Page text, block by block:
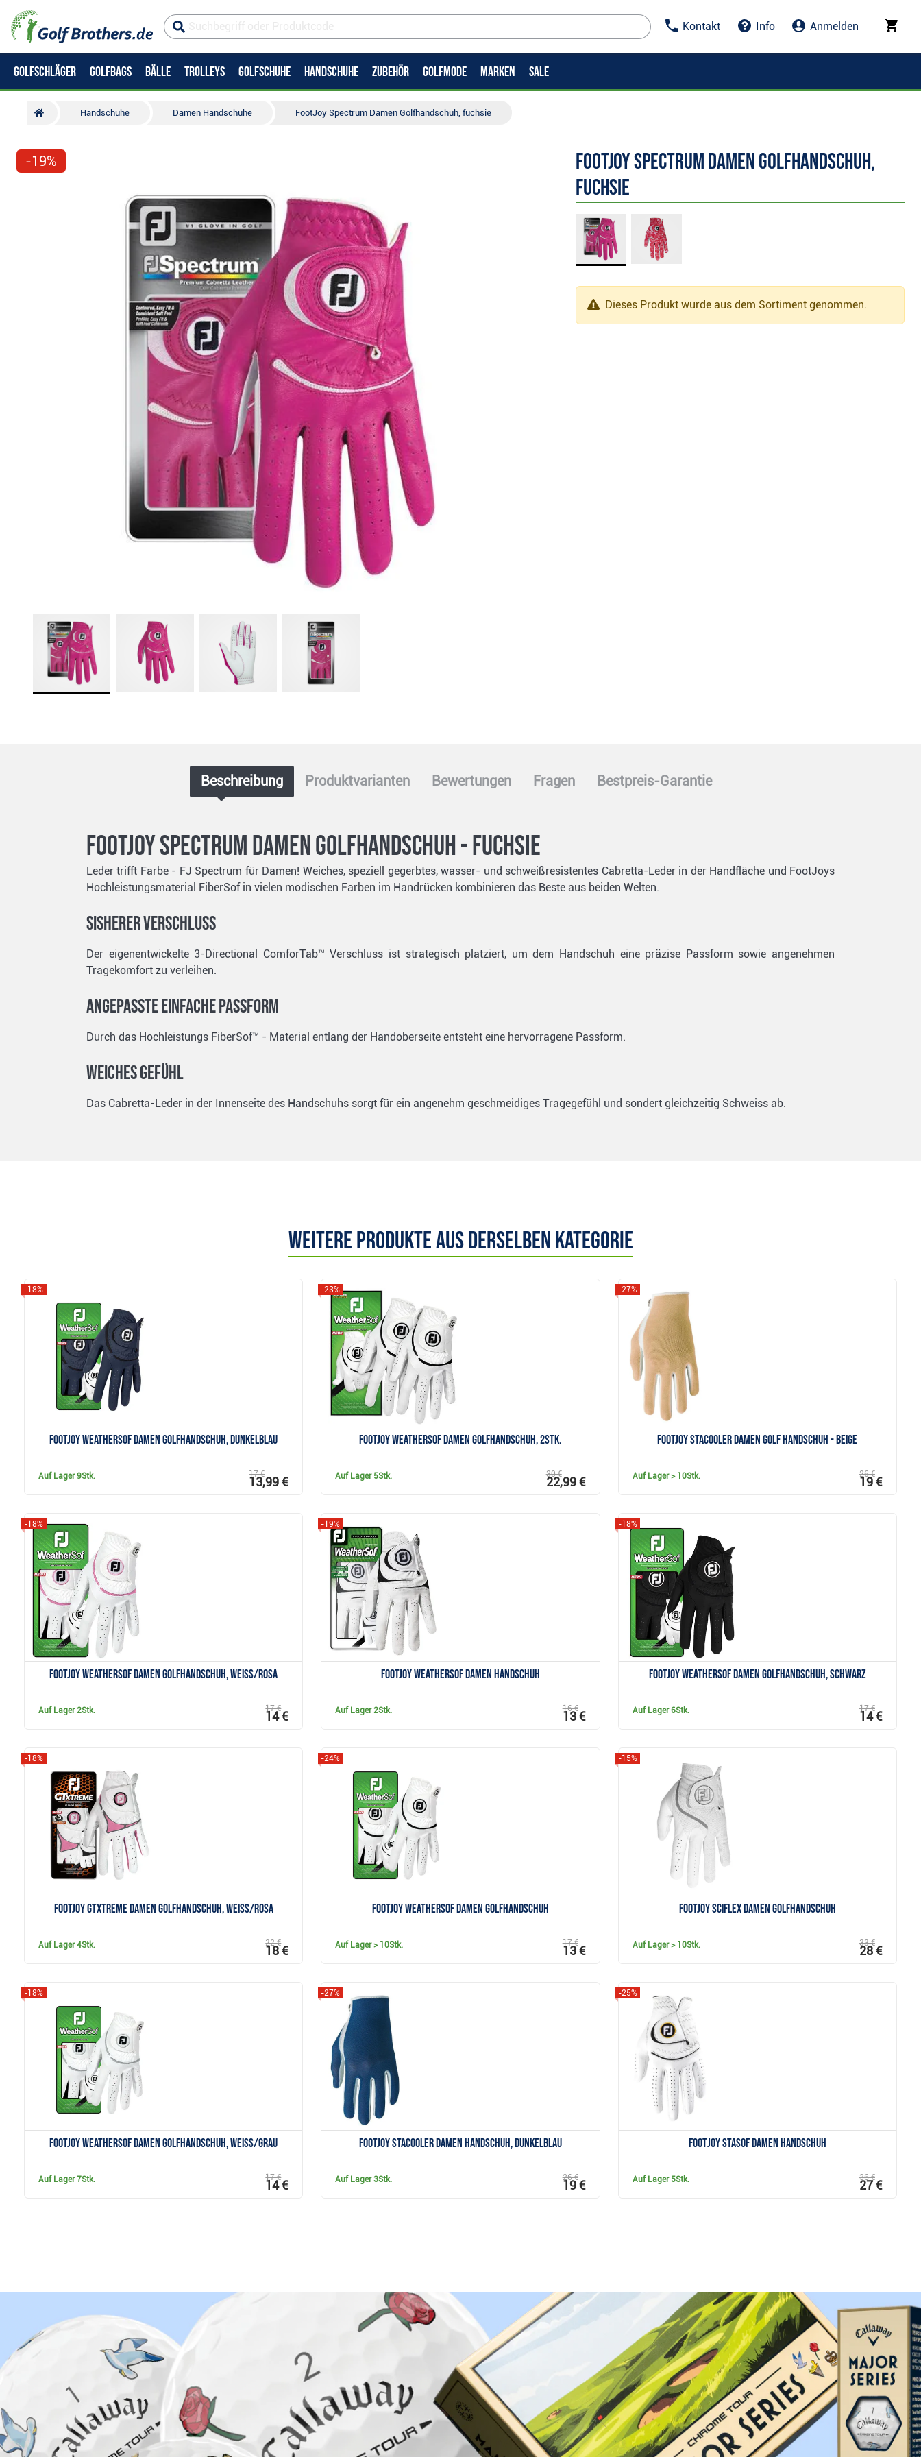
Kontakt Info Anmelden
GOLFSCHLÄGER GOLFBAGS BÄLLE TROLLEYS GOLFSCHUHE HANDSCHUHE ZUBEHÖR GOLFMODE MARKEN SALE
Handschuhe Damen Handschuhe FootJoy Spectrum Damen Golfhandschuh, fuchsie
-19%
FootJoy Spectrum Damen Golfhandschuh,
fuchsie
Dieses Produkt wurde aus dem Sortiment genommen.
Beschreibung Produktvarianten Bewertungen Fragen Bestpreis-Garantie
FootJoy Spectrum Damen Golfhandschuh - fuchsie
Leder trifft Farbe - FJ Spectrum für Damen! Weiches, speziell gegerbtes, wasser- und schweißresistentes Cabretta-Leder in der Handfläche und FootJoys
Hochleistungsmaterial FiberSof in vielen modischen Farben im Handrücken kombinieren das Beste aus beiden Welten.
SISHERER VERSCHLUSS
Der eigenentwickelte 3-Directional ComforTab™ Verschluss ist strategisch platziert, um dem Handschuh eine präzise Passform sowie angenehmen
Tragekomfort zu verleihen.
ANGEPASSTE EINFACHE PASSFORM
Durch das Hochleistungs FiberSof™ - Material entlang der Handoberseite entsteht eine hervorragene Passform.
Weiches Gefühl
Das Cabretta-Leder in der Innenseite des Handschuhs sorgt für ein angenehm geschmeidiges Tragegefühl und sondert gleichzeitig Schweiss ab.
Weitere Produkte aus derselben Kategorie
FootJoy WeatherSof Damen Golfhandschuh, dunkelblau
-18%
Auf Lager9Stk. 17 €
13,99 €
Anzeigen
FootJoy WeatherSof Damen Golfhandschuh, 2Stk.
-23%
Auf Lager 5Stk. 30 €
22,99 €
Anzeigen
FootJoy StaCooler Damen Golf Handschuh - beige
-27%
Auf Lager> 10Stk. 26 €
19 €
FootJoy WeatherSof Damen Golfhandschuh, weiss/rosa
-18%
Auf Lager2Stk. 17 €
14 €
FootJoy WeatherSof Damen Handschuh
-19%
Auf Lager2Stk. 16 €
13 €
FootJoy WeatherSof Damen Golfhandschuh, schwarz
-18%
Auf Lager6Stk. 17 €
14 €
FootJoy GTxtreme Damen Golfhandschuh, weiss/rosa
-18%
Auf Lager4Stk. 22 €
18 €
FootJoy WeatherSof Damen Golfhandschuh
-24%
Auf Lager> 10Stk. 17 €
13 €
Anzeigen
FootJoy SciFlex Damen Golfhandschuh
-15%
Auf Lager> 10Stk. 33 €
28 €
FootJoy WeatherSof Damen Golfhandschuh, weiss/grau
-18%
Auf Lager7Stk. 17 €
14 €
Anzeigen
FootJoy StaCooler Damen Handschuh, dunkelblau
-27%
Auf Lager3Stk. 26 €
19 €
Footjoy StaSof Damen Handschuh
-25%
Auf Lager 5Stk. 36 €
27 €
Warum bei Golfbrothers.de kaufen?